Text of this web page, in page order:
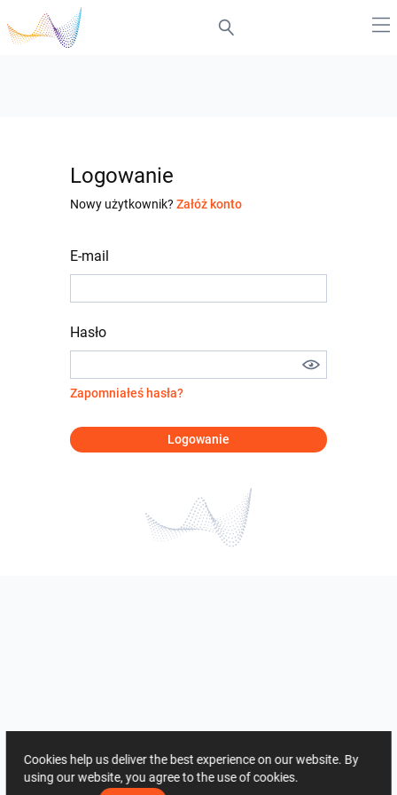
Logowanie
Nowy użytkownik? Załóż konto
E-mail
Hasło
Zapomniałeś hasła?
Logowanie
Cookies help us deliver the best experience on our website. By
using our website, you agree to the use of cookies.